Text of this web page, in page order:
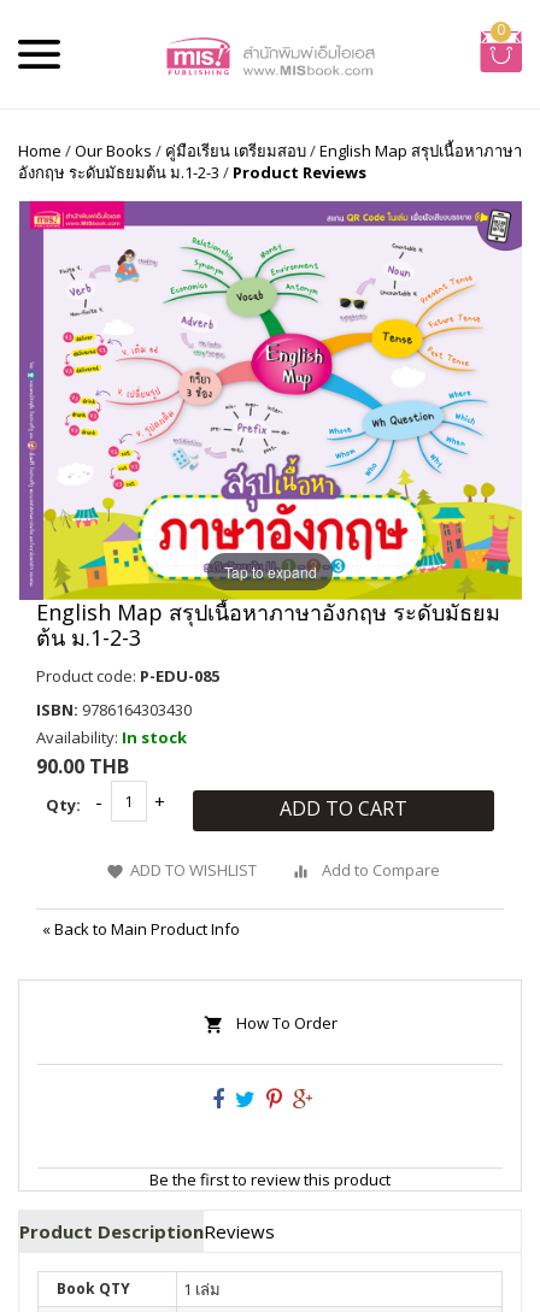
0
Home /Our Books / คู่มือเรียน เตรียมสอบ/English Map สรุปเนื้อหาภาษา
อังกฤษ ระดับมัธยมต้น ม.1-2-3 / Product Reviews
Tap to expand
English Map สรุปเนื้อหาภาษาอังกฤษ ระดับมัธยม
ต้น ม.1-2-3
Product code: P-EDU-085
ISBN: 9786164303430
Availability: In stock
90.00 THB
Qty: ADD TO CART
ADD TO WISHLIST Add to Compare
«Back to Main Product Info
How To Order
Be the first to review this product
Product DescriptionReviews
Book QTY 1 เล่ม